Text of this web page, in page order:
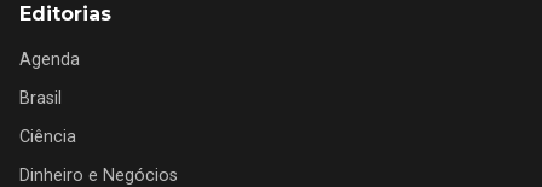
Editorias
Agenda
Brasil
Ciência
Dinheiro e Negócios